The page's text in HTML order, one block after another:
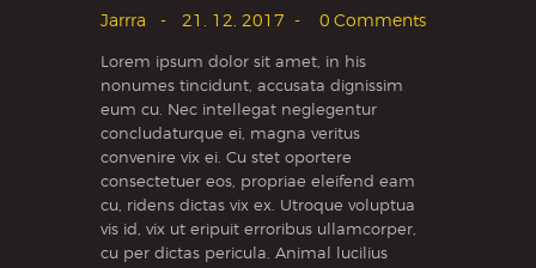
Jarrra 21. 12. 2017 0 Comments
Lorem ipsum dolor sit amet, in his
nonumes tincidunt, accusata dignissim
eum cu. Nec intellegat neglegentur
concludaturque ei, magna veritus
convenire vix ei. Cu stet oportere
consectetuer eos, propriae eleifend eam
cu, ridens dictas vix ex. Utroque voluptua
vis id, vix ut eripuit erroribus ullamcorper,
cu per dictas pericula. Animal lucilius